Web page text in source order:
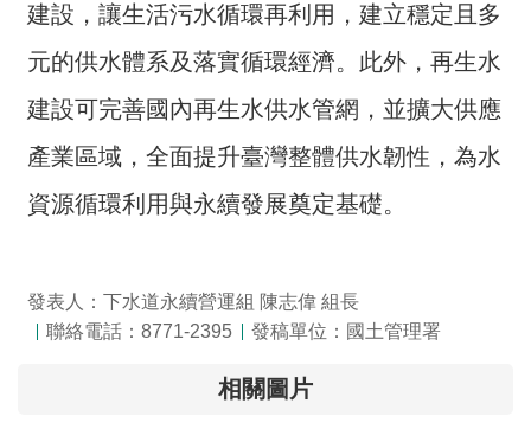
電
報
RSS
安
全
建設，讓生活污水循環再利用，建立穩定且多
元的供水體系及落實循環經濟。此外，再生水
建設可完善國內再生水供水管網，並擴大供應
產業區域，全面提升臺灣整體供水韌性，為水
資源循環利用與永續發展奠定基礎。
發表人：下水道永續營運組 陳志偉 組長
聯絡電話：8771-2395
發稿單位：國土管理署
相關圖片